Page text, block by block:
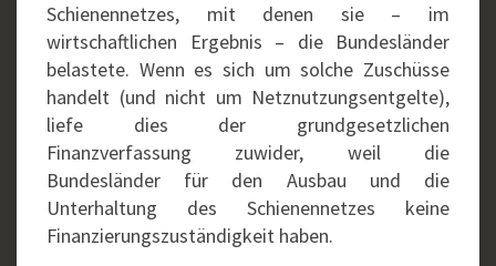
Schienennetzes, mit denen sie – im
wirtschaftlichen Ergebnis – die Bundesländer
belastete. Wenn es sich um solche Zuschüsse
handelt (und nicht um Netznutzungsentgelte),
liefe dies der grundgesetzlichen
Finanzverfassung zuwider, weil die
Bundesländer für den Ausbau und die
Unterhaltung des Schienennetzes keine
Finanzierungszuständigkeit haben.